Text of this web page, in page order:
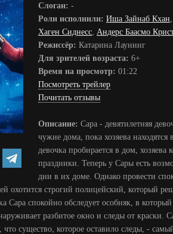
Слоган: -
Роли исполнили: Иша Зайнаб Кхан,
Хаген Сиднесс, Андерс Баасмо
Режиссёр: Катарина Лаунинг
Для зрителей возраста: 6+
Время на просмотр: 01:22
Посмотреть трейлер
Почитать отзывы
Описание: Сара - девятилетняя
чужие дома, пока хозяева находятся
девочка пробирается в дом, хозяева
праздники. Теперь у Сары есть
дни в их доме. Однако провести
охотится строгий полицейский, который
спокойно обследует особняк, в который
разбитое окно и следы от краски.
что существо, которое оставило следы, -